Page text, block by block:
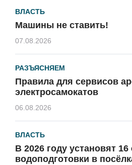
ВЛАСТЬ
Машины не ставить!
07.08.2026
РАЗЪЯСНЯЕМ
Правила для сервисов
электросамокатов
06.08.2026
ВЛАСТЬ
В 2026 году установят 16
водоподготовки в